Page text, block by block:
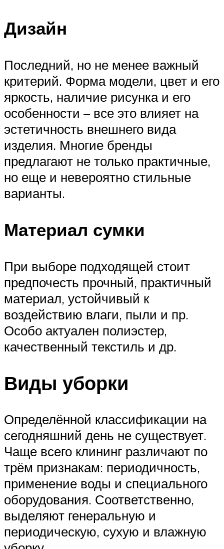
Дизайн
Последний, но не менее важный
критерий. Форма модели, цвет и его
яркость, наличие рисунка и его
особенности – все это влияет на
эстетичность внешнего вида
изделия. Многие бренды
предлагают не только практичные,
но еще и невероятно стильные
варианты.
Материал сумки
При выборе подходящей стоит
предпочесть прочный, практичный
материал, устойчивый к
воздействию влаги, пыли и пр.
Особо актуален полиэстер,
качественный текстиль и др.
Виды уборки
Определённой классификации на
сегодняшний день не существует.
Чаще всего клининг различают по
трём признакам: периодичность,
применение воды и специального
оборудования. Соответственно,
выделяют генеральную и
периодическую, сухую и влажную